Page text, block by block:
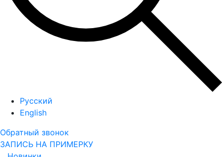
Русский
English
Обратный звонок
ЗАПИСЬ НА ПРИМЕРКУ